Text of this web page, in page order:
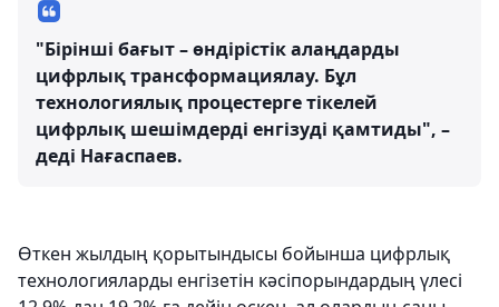
"Бірінші бағыт – өндірістік алаңдарды
цифрлық трансформациялау. Бұл
технологиялық процестерге тікелей
цифрлық шешімдерді енгізуді қамтиды", –
деді Нағаспаев.
Өткен жылдың қорытындысы бойынша цифрлық
технологияларды енгізетін кәсіпорындардың үлесі